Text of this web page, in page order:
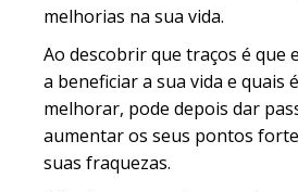
melhorias na sua vida.
Ao descobrir que traços é que
a beneficiar a sua vida e quais
melhorar, pode depois dar
aumentar os seus pontos
suas fraquezas.